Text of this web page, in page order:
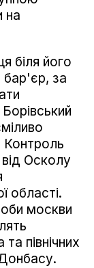
на
біля його
бар'єр, за
Контроль
Осколу
області.
москви
північних
Донбасу.